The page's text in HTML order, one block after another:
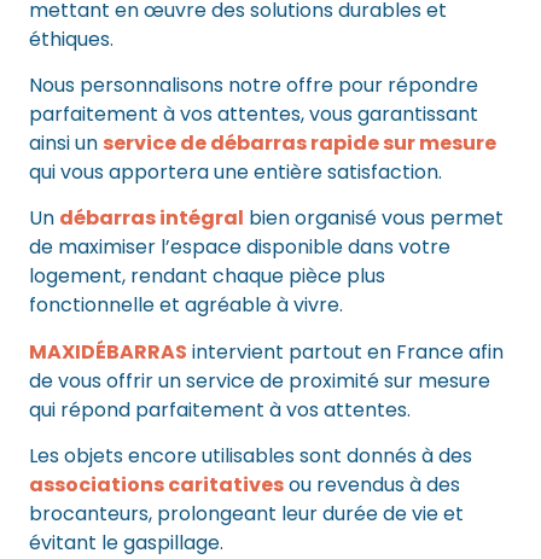
mettant en œuvre des solutions durables et
éthiques.
Nous personnalisons notre offre pour répondre
parfaitement à vos attentes, vous garantissant
ainsi un service de débarras rapide sur mesure
qui vous apportera une entière satisfaction.
Un débarras intégral bien organisé vous permet
de maximiser l’espace disponible dans votre
logement, rendant chaque pièce plus
fonctionnelle et agréable à vivre.
MAXIDÉBARRAS intervient partout en France afin
de vous offrir un service de proximité sur mesure
qui répond parfaitement à vos attentes.
Les objets encore utilisables sont donnés à des
associations caritativesou revendus à des
brocanteurs, prolongeant leur durée de vie et
évitant le gaspillage.